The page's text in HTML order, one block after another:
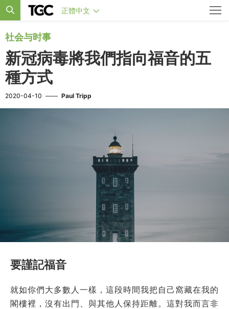
正體中文
社会与时事
新冠病毒將我們指向福音的五
種方式
2020-04-10 —— Paul Tripp
要謹記福音
就如你們大多數人一樣，這段時間我把自己窩藏在我的
閣樓裡，沒有出門、與其他人保持距離。這對我而言非